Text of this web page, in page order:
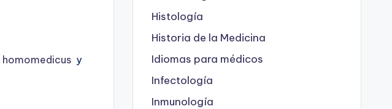
homomedicus y
Histología
Historia de la Medicina
Idiomas para médicos
Infectología
Inmunología